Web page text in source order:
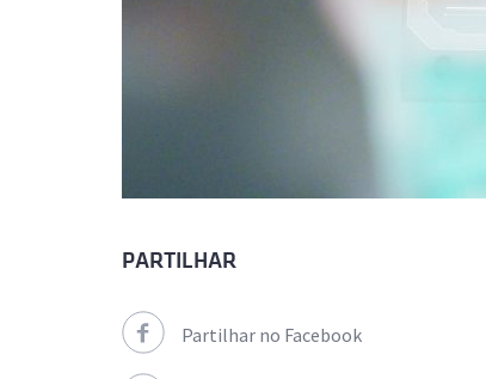
PARTILHAR
Partilhar no Facebook